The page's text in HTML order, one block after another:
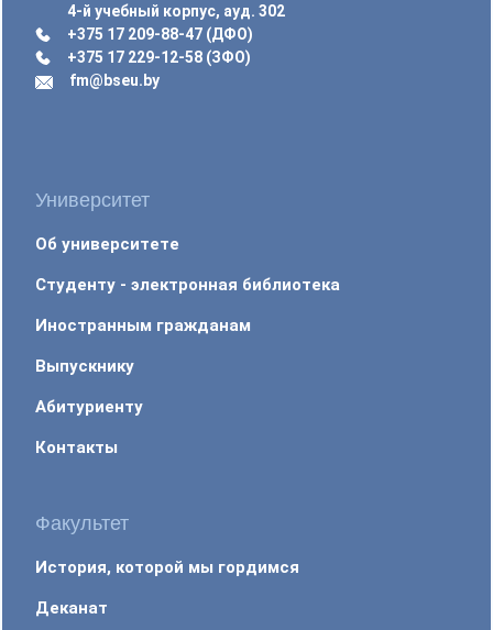
4-й учебный корпус, ауд. 302
+375 17 209-88-47 (ДФО)
+375 17 229-12-58 (ЗФО)
fm@bseu.by
Университет
Об университете
Студенту - электронная библиотека
Иностранным гражданам
Выпускнику
Абитуриенту
Контакты
Факультет
История, которой мы гордимся
Деканат